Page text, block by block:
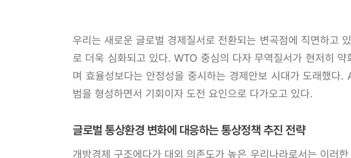
우리는 새로운 글로벌 경제질서로 전환되는 변곡점에 직면하고
로 더욱 심화되고 있다. WTO 중심의 다자 무역질서가 현저히
며 효율성보다는 안정성을 중시하는 경제안보 시대가 도래했
범을 형성하면서 기회이자 도전 요인으로 다가오고 있다.
글로벌 통상환경 변화에 대응하는 통상정책 추진 전략
개방경제 구조에다가 대외 의존도가 높은 우리나라로서는 이러